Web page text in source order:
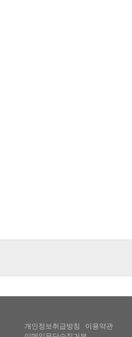
개인정보취급방침
이용약관